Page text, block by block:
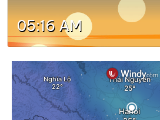
05:16 AM